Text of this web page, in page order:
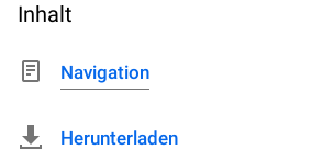
Inhalt
Navigation
Herunterladen